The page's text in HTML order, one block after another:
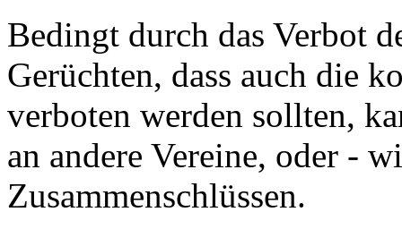
Bedingt durch das Verbot
Gerüchten, dass auch die
verboten werden sollten,
an andere Vereine, oder -
Zusammenschlüssen.